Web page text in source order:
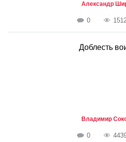
Александр
0
Доблесть
Владимир
0